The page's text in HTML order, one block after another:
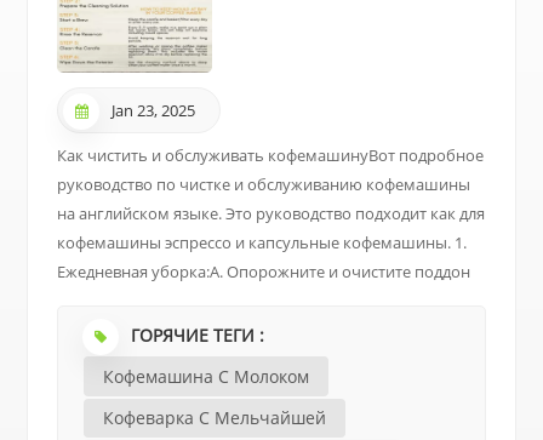
Jan 23, 2025
Как чистить и обслуживать кофемашинуВот подробное
руководство по чистке и обслуживанию кофемашины
на английском языке. Это руководство подходит как для
кофемашины эспрессо и капсульные кофемашины. 1.
Ежедневная уборка:А. Опорожните и очистите поддон
использования.Шаги:Снимите поддон для сбора капель
и вылейте остатки кофе и воду.Промойте водой и
вытрите насухо.Установите его обратно в машину.Б.
Очистите подстаканник.Частота: После каждого
ГОРЯЧИЕ ТЕГИ :
Кофемашина С Молоком
Кофеварка С Мельчайшей